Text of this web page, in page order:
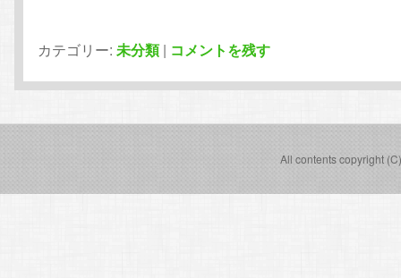
カテゴリー: 未分類 | コメントを残す
All contents copyright